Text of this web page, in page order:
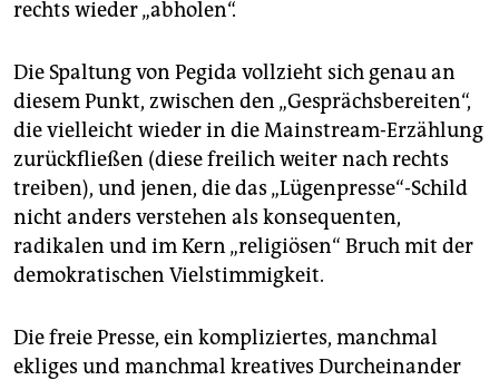
rechts wieder „abholen“.
Die Spaltung von Pegida vollzieht sich genau an
diesem Punkt, zwischen den „Gesprächsbereiten“,
die vielleicht wieder in die Mainstream-Erzählung
zurückfließen (diese freilich weiter nach rechts
treiben), und jenen, die das „Lügenpresse“-Schild
nicht anders verstehen als konsequenten,
radikalen und im Kern „religiösen“ Bruch mit der
demokratischen Vielstimmigkeit.
Die freie Presse, ein kompliziertes, manchmal
ekliges und manchmal kreatives Durcheinander